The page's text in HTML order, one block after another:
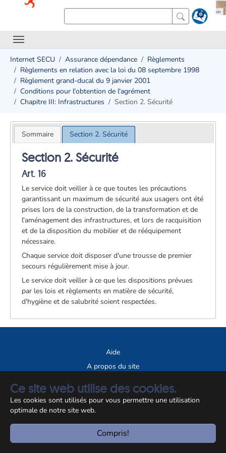
Ce site web utilise des cookies.
Les cookies sont utilisés pour vous permettre une utilisation
optimale de notre site web.
Compris!
Internet SECU Assurance dépendance
Règlements
Règlements en relation avec la loi du 08 septembre 1998
Règlement grand-ducal du 9 janvier 2001
Conditions pour l'obtention de l'agrément
Chapitre III: Infrastructures
Section 2. Sécurité
Sommaire Section 2. Sécurité
Section 2. Sécurité
Art. 16
Le service doit veiller à ce que toutes les précautions
garantissant un maximum de sécurité aux usagers ont été
prises lors de la construction, de la transformation et de
l'aménagement des infrastructures, et lors de racquisition
et de la disposition du mobilier et de rééquipement
nécessaire.
Chaque service doit disposer d'une trousse de premier
secours régulièrement mise à jour.
Le service doit veiller à ce que les dispositions prévues
par les lois et règlements en matière de sécurité,
d'hygiène et de salubrité soient respectées.
Aide
A propos du site
© CCSS 2026